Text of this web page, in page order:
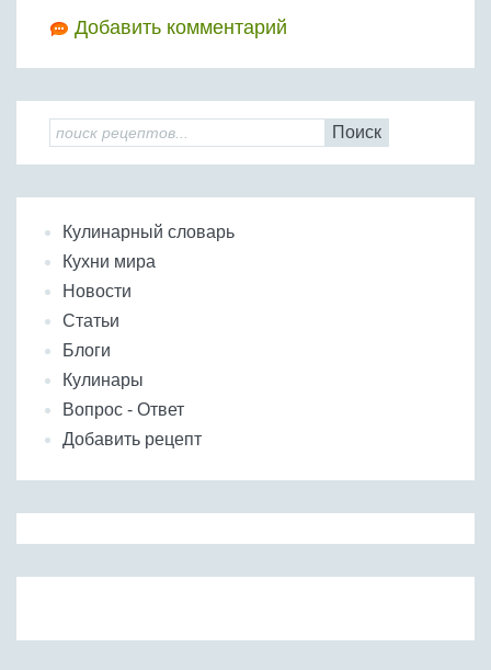
Добавить комментарий
Поиск
Кулинарный словарь
Кухни мира
Новости
Статьи
Блоги
Кулинары
Вопрос - Ответ
Добавить рецепт